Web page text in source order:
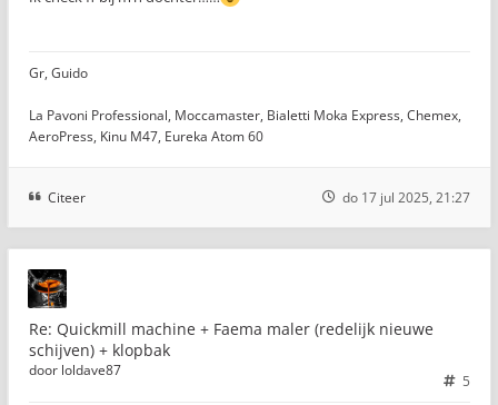
Gr, Guido
La Pavoni Professional, Moccamaster, Bialetti Moka Express, Chemex,
AeroPress, Kinu M47, Eureka Atom 60
Citeer do 17 jul 2025, 21:27
Re: Quickmill machine + Faema maler (redelijk nieuwe
schijven) + klopbak
5
door loldave87